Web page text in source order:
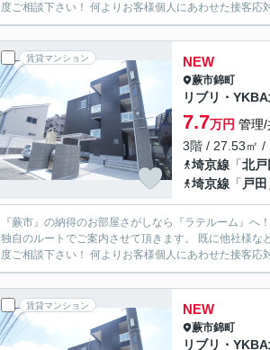
度ご相談下さい！ 何よりお客様個人にあ
賃貸マンション NEW
蕨市錦町
リブリ・YKBA
7.7万円 管理/
3階 / 27.53㎡ /
埼京線 「北戸
埼京線 「 戸田
『蕨市』の納得のお部屋さがしなら『ラテルーム』
独自のルートでご案内させて頂きます。 既に他社様
度ご相談下さい！ 何よりお客様個人にあ
賃貸マンション NEW
蕨市錦町
リブリ・YKBA